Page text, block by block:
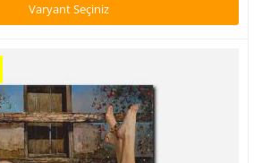
Varyant Seçiniz